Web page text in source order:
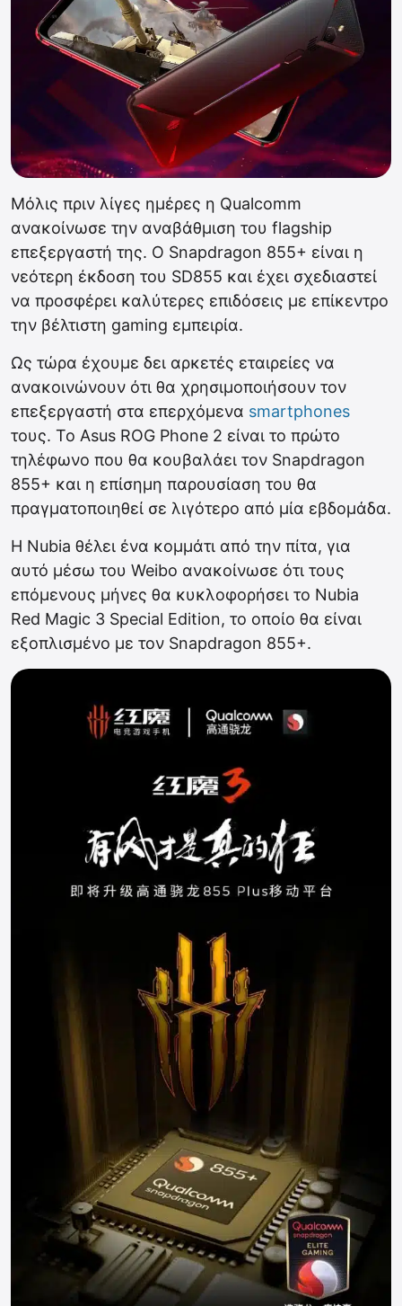
Μόλις πριν λίγες ημέρες η Qualcomm
ανακοίνωσε την αναβάθμιση του flagship
επεξεργαστή της. Ο Snapdragon 855+ είναι η
νεότερη έκδοση του SD855 και έχει σχεδιαστεί
να προσφέρει καλύτερες επιδόσεις με επίκεντρο
την βέλτιστη gaming εμπειρία.
Ως τώρα έχουμε δει αρκετές εταιρείες να
ανακοινώνουν ότι θα χρησιμοποιήσουν τον
επεξεργαστή στα επερχόμενα smartphones
τους. Το Asus ROG Phone 2 είναι το πρώτο
τηλέφωνο που θα κουβαλάει τον Snapdragon
855+ και η επίσημη παρουσίαση του θα
πραγματοποιηθεί σε λιγότερο από μία εβδομάδα.
Η Nubia θέλει ένα κομμάτι από την πίτα, για
αυτό μέσω του Weibo ανακοίνωσε ότι τους
επόμενους μήνες θα κυκλοφορήσει το Nubia
Red Magic 3 Special Edition, το οποίο θα είναι
εξοπλισμένο με τον Snapdragon 855+.